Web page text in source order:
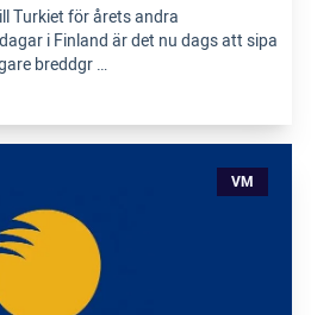
Turkiet för årets andra
i Finland är det nu dags att sipa
breddgr …
VM